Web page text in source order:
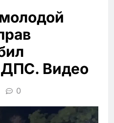
ДПС. Видео
0